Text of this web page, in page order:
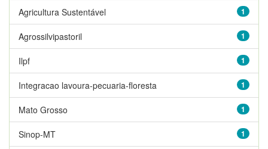
1
Agricultura Sustentável
1
Agrossilvipastoril
1
Ilpf
1
Integracao lavoura-pecuaria-floresta
1
Mato Grosso
1
Sinop-MT